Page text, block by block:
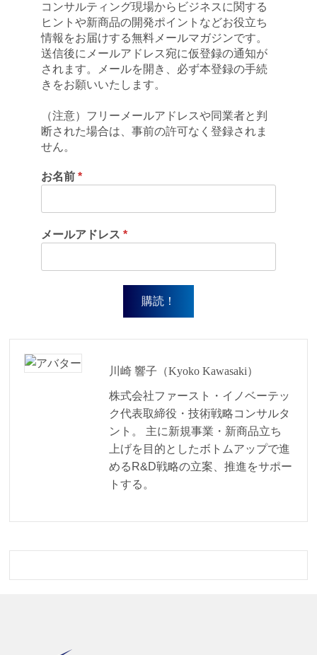
コンサルティング現場からビジネスに関する
ヒントや新商品の開発ポイントなどお役立ち
情報をお届けする無料メールマガジンです。
送信後にメールアドレス宛に仮登録の通知が
されます。メールを開き、必ず本登録の手続
きをお願いいたします。
（注意）フリーメールアドレスや同業者と判
断された場合は、事前の許可なく登録されま
せん。
お名前*
メールアドレス*
川崎 響子（Kyoko Kawasaki）
株式会社ファースト・イノベーテッ
ク代表取締役・技術戦略コンサルタ
ント。 主に新規事業・新商品立ち
上げを目的としたボトムアップで進
めるR&D戦略の立案、推進をサポー
トする。